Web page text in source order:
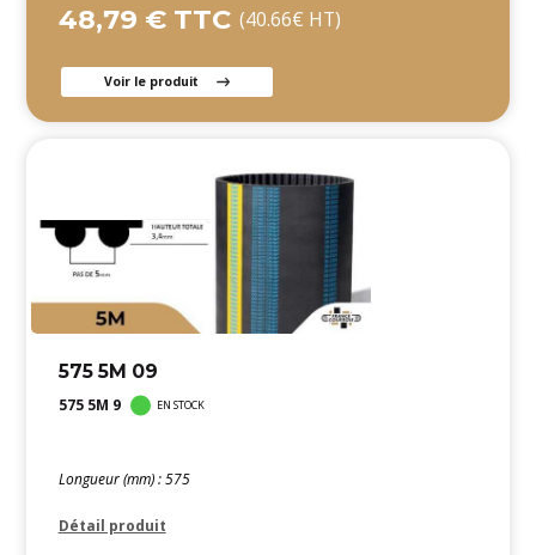
48,79 € TTC (40.66€ HT)
Voir le produit
575 5M 09
575 5M 9 EN STOCK
Longueur (mm) : 575
Détail produit